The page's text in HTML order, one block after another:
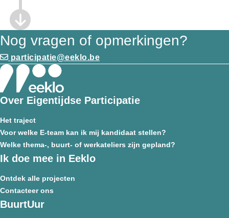
Nog vragen of opmerkingen?
participatie@eeklo.be
Over Eigentijdse Participatie
Het traject
Voor welke E-team kan ik mij kandidaat stellen?
Welke thema-, buurt- of werkateliers zijn gepland?
Ik doe mee in Eeklo
Ontdek alle projecten
Contacteer ons
BuurtUur